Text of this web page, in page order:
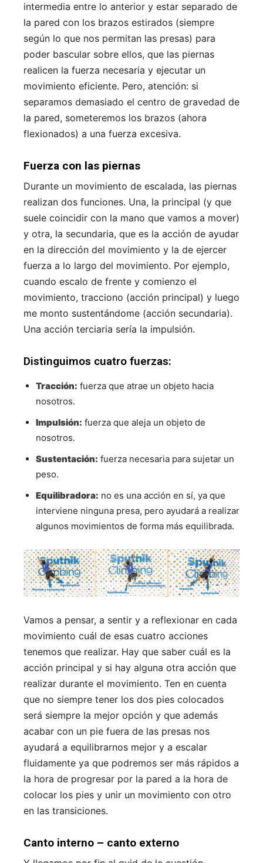
intermedia entre lo anterior y estar separado de
la pared con los brazos estirados (siempre
según lo que nos permitan las presas) para
poder bascular sobre ellos, que las piernas
realicen la fuerza necesaria y ejecutar un
movimiento eficiente. Pero, atención: si
separamos demasiado el centro de gravedad de
la pared, someteremos los brazos (ahora
flexionados) a una fuerza excesiva.
Fuerza con las piernas
Durante un movimiento de escalada, las piernas
realizan dos funciones. Una, la principal (y que
suele coincidir con la mano que vamos a mover)
y otra, la secundaria, que es la acción de ayudar
en la dirección del movimiento y la de ejercer
fuerza a lo largo del movimiento. Por ejemplo,
cuando escalo de frente y comienzo el
movimiento, tracciono (acción principal) y luego
me monto sustentándome (acción secundaria).
Una acción terciaria sería la impulsión.
Distinguimos cuatro fuerzas:
Tracción: fuerza que atrae un objeto hacia
nosotros.
Impulsión: fuerza que aleja un objeto de
nosotros.
Sustentación: fuerza necesaria para sujetar un
peso.
Equilibradora: no es una acción en sí, ya que
interviene ninguna presa, pero ayudará a realizar
algunos movimientos de forma más equilibrada.
Vamos a pensar, a sentir y a reflexionar en cada
movimiento cuál de esas cuatro acciones
tenemos que realizar. Hay que saber cuál es la
acción principal y si hay alguna otra acción que
realizar durante el movimiento. Ten en cuenta
que no siempre tener los dos pies colocados
será siempre la mejor opción y que además
acabar con un pie fuera de las presas nos
ayudará a equilibrarnos mejor y a escalar
fluidamente ya que podremos ser más rápidos a
la hora de progresar por la pared a la hora de
colocar los pies y unir un movimiento con otro
en las transiciones.
Canto interno – canto externo